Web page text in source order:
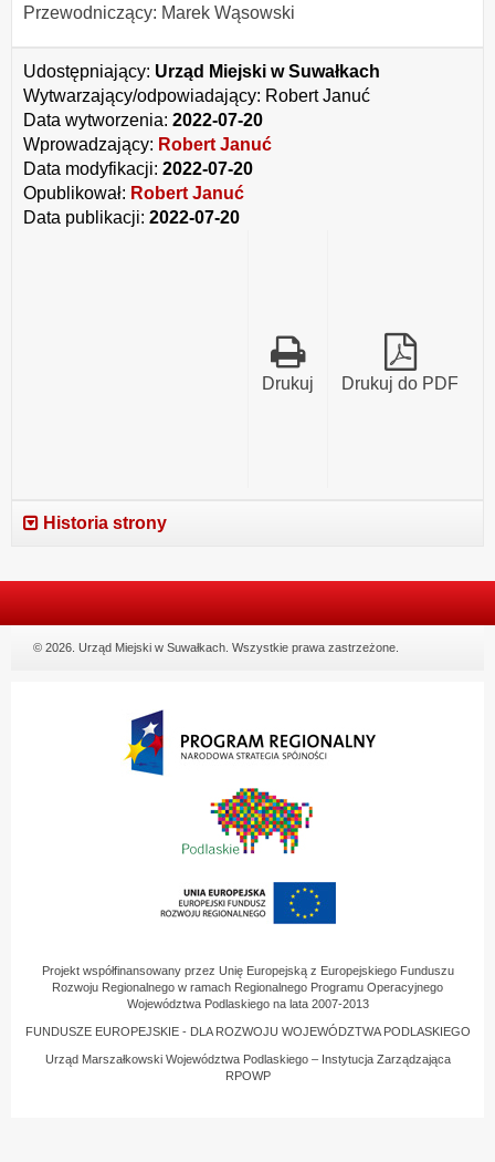
Przewodniczący: Marek Wąsowski
Udostępniający: Urząd Miejski w Suwałkach
Wytwarzający/odpowiadający: Robert Januć
Data wytworzenia: 2022-07-20
Wprowadzający: Robert Januć
Data modyfikacji: 2022-07-20
Opublikował: Robert Januć
Data publikacji: 2022-07-20
Drukuj do PDF
Drukuj
Historia strony
© 2026. Urząd Miejski w Suwałkach. Wszystkie prawa zastrzeżone.
Projekt współfinansowany przez Unię Europejską z Europejskiego Funduszu
Rozwoju Regionalnego w ramach Regionalnego Programu Operacyjnego
Województwa Podlaskiego na lata 2007-2013
FUNDUSZE EUROPEJSKIE - DLA ROZWOJU WOJEWÓDZTWA PODLASKIEGO
Urząd Marszałkowski Województwa Podlaskiego – Instytucja Zarządzająca
RPOWP